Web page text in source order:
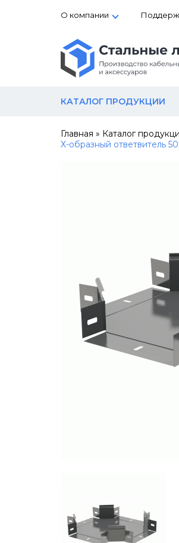
О компании
КАТАЛОГ ПРОДУКЦИИ
Главная » Каталог
Х-образный ответвитель